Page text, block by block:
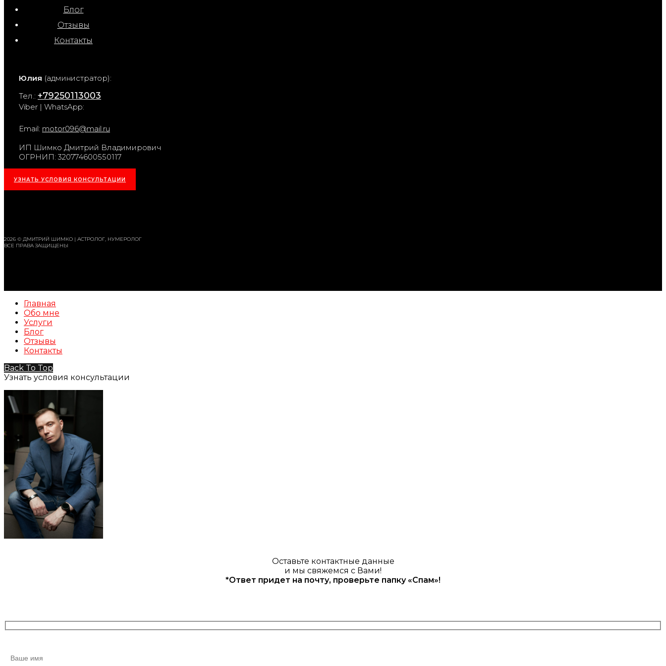
Блог
Отзывы
Контакты
Юлия (администратор):
Тел.: +79250113003
Viber | WhatsApp:
Email: motor096@mail.ru
ИП Шимко Дмитрий Владимирович
ОГРНИП: 320774600550117
УЗНАТЬ УСЛОВИЯ КОНСУЛЬТАЦИИ
2026 © ДМИТРИЙ ШИМКО | АСТРОЛОГ, НУМЕРОЛОГ
ВСЕ ПРАВА ЗАЩИЩЕНЫ
Главная
Обо мне
Услуги
Блог
Отзывы
Контакты
Back To Top
Узнать условия консультации
Оставьте контактные данные
и мы свяжемся с Вами!
*Ответ придет на почту, проверьте папку «Спам»!